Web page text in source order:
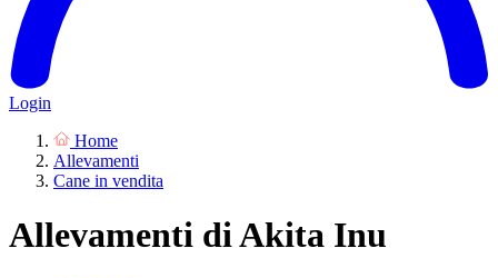
Login
Home
Allevamenti
Cane in vendita
Allevamenti di Akita Inu